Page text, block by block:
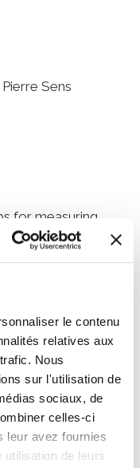
le contenu
relatives aux
Nous
sur l'utilisation de
sociaux, de
celles-ci
leur avez fournies
de leurs
Sens
for measuring
measured
that is used.
from the
global property of
of external force
cell–cell
experiments
important role in
to Fyl Pincus who
followed not only
a marvelous